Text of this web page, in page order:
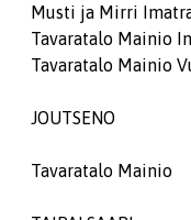
Musti ja Mirri
Tavaratalo Mainio
Tavaratalo Mainio
JOUTSENO
Tavaratalo Mainio